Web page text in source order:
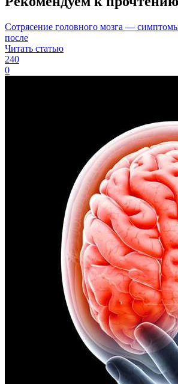
Сотрясение головного мозга —
после
Читать статью
240
0